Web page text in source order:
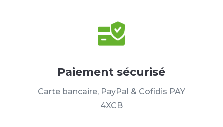
Paiement sécurisé
Carte bancaire, PayPal & Cofidis PAY
4XCB